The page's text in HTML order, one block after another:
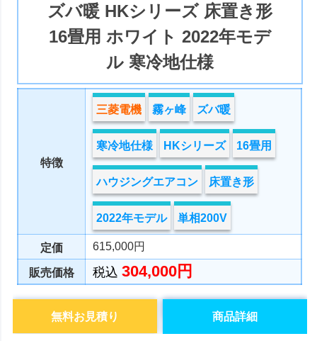
ズバ暖 HKシリーズ 床置き形
16畳用 ホワイト 2022年モデ
ル 寒冷地仕様
特徴
三菱電機 霧ヶ峰 ズバ暖
寒冷地仕様 HKシリーズ 16畳用
ハウジングエアコン 床置き形
2022年モデル 単相200V
定価 615,000円
販売価格 税込304,000円
商品詳細
無料お見積り